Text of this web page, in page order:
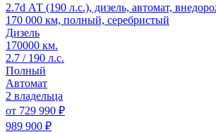
2.7d АТ (190 л.с.), дизель, автомат,
170 000 км, полный, серебристый
Дизель
170000 км.
2.7 / 190 л.с.
Полный
Автомат
2 владельца
от 729 990 ₽
989 900 ₽